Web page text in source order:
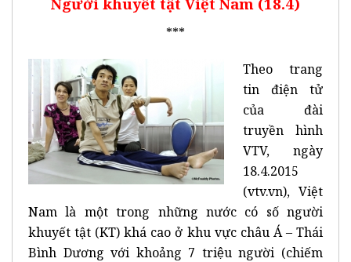
***
Theo trang
tin điện tử
của đài
truyền hình
VTV, ngày
18.4.2015
(vtv.vn), Việt
Nam là một trong những nước có số người
khuyết tật (KT) khá cao ở khu vực châu Á – Thái
Bình Dương với khoảng 7 triệu người (chiếm